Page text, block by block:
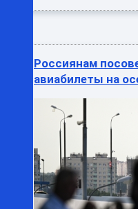
Россиянам
авиабилеты на